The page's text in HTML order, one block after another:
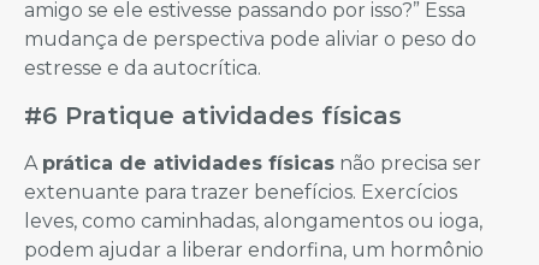
amigo se ele estivesse passando por isso?” Essa
mudança de perspectiva pode aliviar o peso do
estresse e da autocrítica.
#6 Pratique atividades físicas
A prática de atividades físicas não precisa ser
extenuante para trazer benefícios. Exercícios
leves, como caminhadas, alongamentos ou ioga,
podem ajudar a liberar endorfina, um hormônio